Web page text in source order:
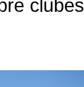
clubes